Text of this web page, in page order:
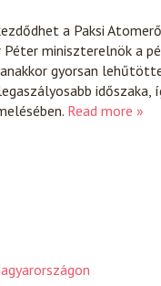
a Paksi
miniszterelnök a
gyorsan
időszaka,
Read more »